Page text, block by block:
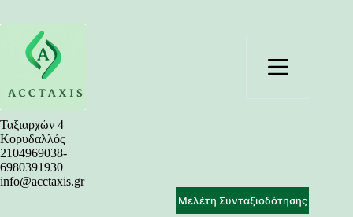
περιεχόμενο
Ταξιαρχών 4
Κορυδαλλός
2104969038-
6980391930
info@acctaxis.gr
Μελέτη Συνταξιοδότησης